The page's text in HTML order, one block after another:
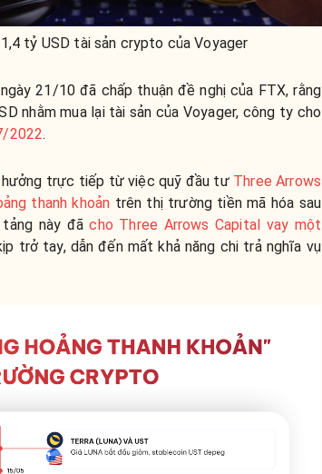
tỷ USD tài sản crypto của Voyager
21/10 đã chấp thuận đề nghị của FTX, rằng
nhằm mua lại tài sản của Voyager, công ty cho
2022.
hưởng trực tiếp từ việc quỹ đầu tư Three Arrows
thanh khoản trên thị trường tiền mã hóa sau
tảng này đãcho Three Arrows Capital vay một
trở tay, dẫn đến mất khả năng chi trả nghĩa vụ